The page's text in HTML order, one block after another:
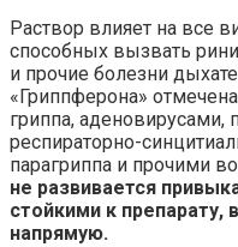
Раствор влияет на все
способных вызвать
и прочие болезни
«Гриппферона»
гриппа, аденовирусами,
респираторно-
парагриппа и прочими
не развивается
стойкими к препарату,
напрямую.